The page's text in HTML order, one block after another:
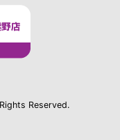
Reserved.